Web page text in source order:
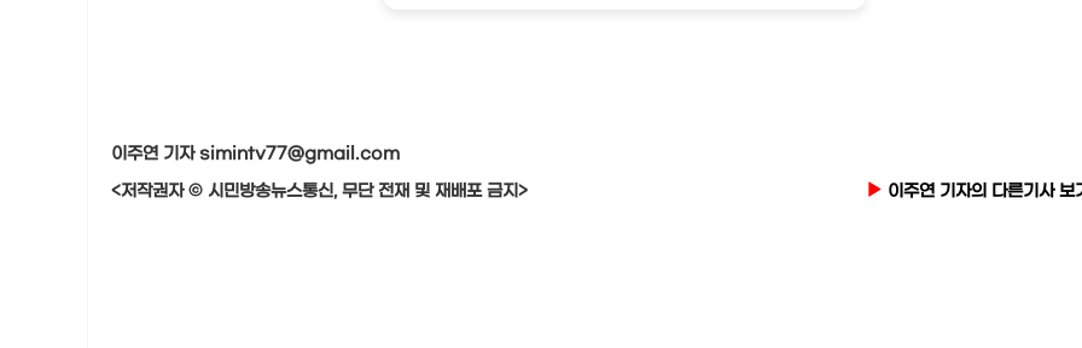
이주연 기자 simintv77@gmail.com
<저작권자 © 시민방송뉴스통신, 무단 전재 및 재배포 금지>
이주연 기자의 다른기사 보